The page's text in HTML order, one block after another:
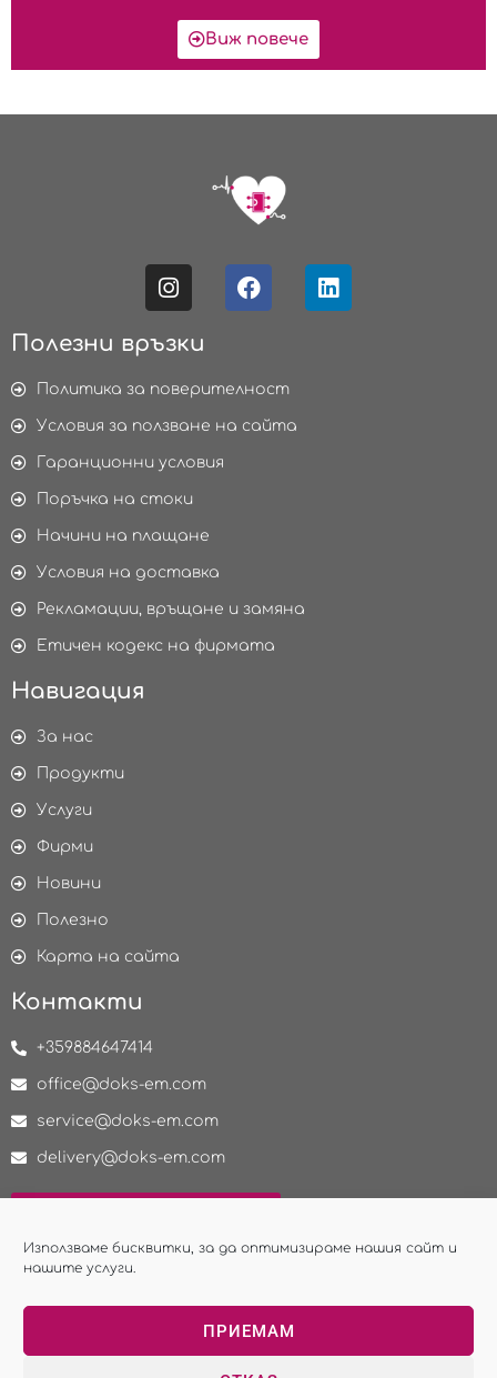
Използваме бисквитки, за да оптимизираме нашия сайт и
нашите услуги.
ПРИЕМАМ
Виж повече
Полезни връзки
Политика за поверителност
Условия за ползване на сайта
Гаранционни условия
Поръчка на стоки
Начини на плащане
Условия на доставка
Рекламации, връщане и замяна
Етичен кодекс на фирмата
Навигация
За нас
Продукти
Услуги
Фирми
Новини
Полезно
Карта на сайта
Контакти
+359884647414
office@doks-em.com
service@doks-em.com
delivery@doks-em.com